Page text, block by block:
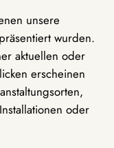
unsere
wurden.
aktuellen oder
erscheinen
oder